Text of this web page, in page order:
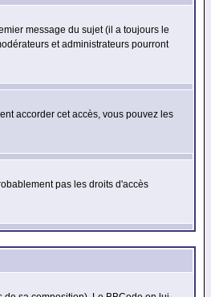
message du sujet (il a toujours le
et administrateurs pourront
accorder cet accès, vous pouvez les
pas les droits d'accès